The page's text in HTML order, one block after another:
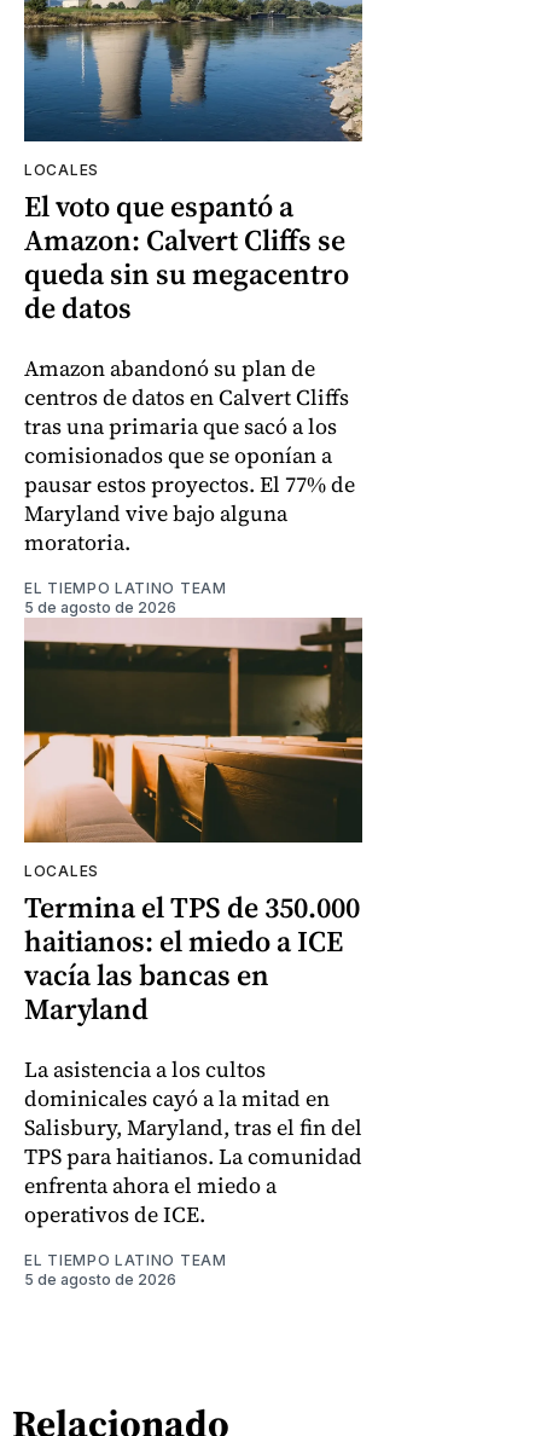
LOCALES
El voto que espantó a
Amazon: Calvert Cliffs se
queda sin su megacentro
de datos
Amazon abandonó su plan de
centros de datos en Calvert Cliffs
tras una primaria que sacó a los
comisionados que se oponían a
pausar estos proyectos. El 77% de
Maryland vive bajo alguna
moratoria.
EL TIEMPO LATINO TEAM
5 de agosto de 2026
LOCALES
Termina el TPS de 350.000
haitianos: el miedo a ICE
vacía las bancas en
Maryland
La asistencia a los cultos
dominicales cayó a la mitad en
Salisbury, Maryland, tras el fin del
TPS para haitianos. La comunidad
enfrenta ahora el miedo a
operativos de ICE.
EL TIEMPO LATINO TEAM
5 de agosto de 2026
Relacionado